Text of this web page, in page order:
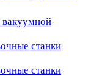
вакуумной
станки
станки